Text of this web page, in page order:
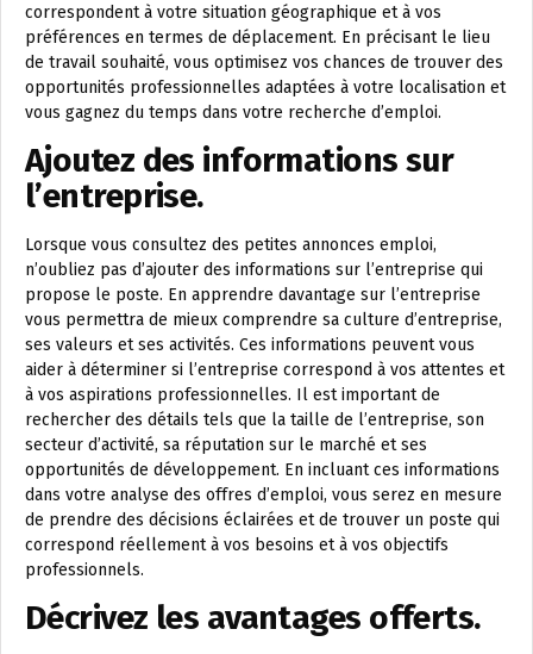
correspondent à votre situation géographique et à vos
préférences en termes de déplacement. En précisant le lieu
de travail souhaité, vous optimisez vos chances de trouver des
opportunités professionnelles adaptées à votre localisation et
vous gagnez du temps dans votre recherche d’emploi.
Ajoutez des informations sur
l’entreprise.
Lorsque vous consultez des petites annonces emploi,
n’oubliez pas d’ajouter des informations sur l’entreprise qui
propose le poste. En apprendre davantage sur l’entreprise
vous permettra de mieux comprendre sa culture d’entreprise,
ses valeurs et ses activités. Ces informations peuvent vous
aider à déterminer si l’entreprise correspond à vos attentes et
à vos aspirations professionnelles. Il est important de
rechercher des détails tels que la taille de l’entreprise, son
secteur d’activité, sa réputation sur le marché et ses
opportunités de développement. En incluant ces informations
dans votre analyse des offres d’emploi, vous serez en mesure
de prendre des décisions éclairées et de trouver un poste qui
correspond réellement à vos besoins et à vos objectifs
professionnels.
Décrivez les avantages offerts.